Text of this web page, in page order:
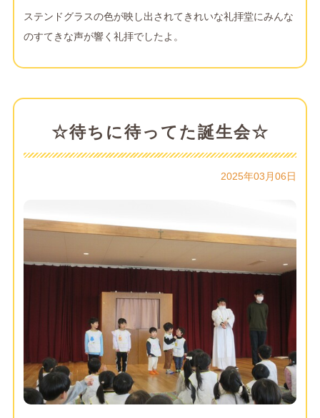
ステンドグラスの色が映し出されてきれいな礼拝堂にみんな
のすてきな声が響く礼拝でしたよ。
☆待ちに待ってた誕生会☆
2025年03月06日